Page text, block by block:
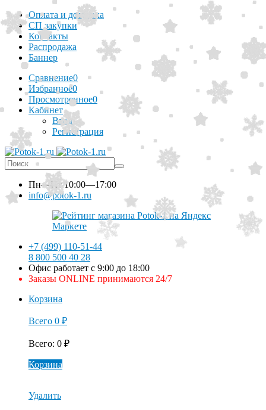
Оплата и доставка
СП закупки
Контакты
Распродажа
Баннер
Сравнение0
Избранное0
Просмотренное0
Кабинет
Вход
Регистрация
Пн—Пт10:00—17:00
info@potok-1.ru
+7 (499) 110-51-44
8 800 500 40 28
Офис работает с 9:00 до 18:00
Заказы ONLINE принимаются 24/7
Корзина
Всего 0 ₽
Всего: 0 ₽
Корзина
Удалить